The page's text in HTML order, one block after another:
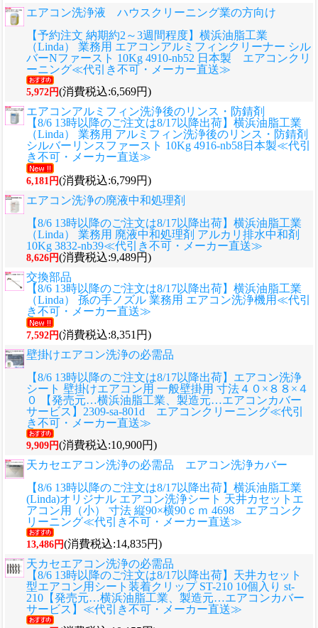
エアコン洗浄液 ハウスクリーニング業の方向け
【予約注文 納期約2～3週間程度】横浜油脂工業
（Linda） 業務用 エアコンアルミフィンクリーナー シル
バーNファースト 10Kg 4910-nb52 日本製 エアコンクリ
ーニング≪代引き不可・メーカー直送≫
5,972円(消費税込:6,569円)
エアコンアルミフィン洗浄後のリンス・防錆剤
【8/6 13時以降のご注文は8/17以降出荷】横浜油脂工業
（Linda） 業務用 アルミフィン洗浄後のリンス・防錆剤
シルバーリンスファースト 10Kg 4916-nb58日本製≪代引
き不可・メーカー直送≫
6,181円(消費税込:6,799円)
エアコン洗浄の廃液中和処理剤
【8/6 13時以降のご注文は8/17以降出荷】横浜油脂工業
（Linda） 業務用 廃液中和処理剤 アルカリ排水中和剤
10Kg 3832-nb39≪代引き不可・メーカー直送≫
8,626円(消費税込:9,489円)
交換部品
【8/6 13時以降のご注文は8/17以降出荷】横浜油脂工業
（Linda） 孫の手ノズル 業務用 エアコン洗浄機用≪代引
き不可・メーカー直送≫
7,592円(消費税込:8,351円)
壁掛けエアコン洗浄の必需品
【8/6 13時以降のご注文は8/17以降出荷】エアコン洗浄
シート 壁掛けエアコン用 一般壁掛用 寸法４０×８８×４
０ 【発売元…横浜油脂工業、製造元…エアコンカバー
サービス】2309-sa-801d エアコンクリーニング≪代引
き不可・メーカー直送≫
9,909円(消費税込:10,900円)
天カセエアコン洗浄の必需品 エアコン洗浄カバー
【8/6 13時以降のご注文は8/17以降出荷】横浜油脂工業
(Linda)オリジナル エアコン洗浄シート 天井カセットエ
アコン用（小） 寸法 縦90×横90ｃｍ 4698 エアコンク
リーニング≪代引き不可・メーカー直送≫
13,486円(消費税込:14,835円)
天カセエアコン洗浄の必需品
【8/6 13時以降のご注文は8/17以降出荷】天井カセット
型エアコン用シート装着クリップ ST-210 10個入り st-
210【発売元…横浜油脂工業、製造元…エアコンカバー
サービス】≪代引き不可・メーカー直送≫